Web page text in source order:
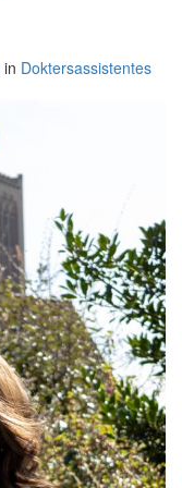
in Doktersassistentes